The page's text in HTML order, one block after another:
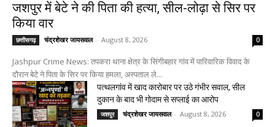
जशपुर में बेटे ने की पिता की हत्या, सील-लोढ़ा से सिर पर
किया वार
छत्तीसगढ़ चंद्रशेखर जायसवाल - August 8, 2026 0
Jashpur Crime News: तपकरा थाना क्षेत्र के सिंगीबहार गांव में पारिवारिक विवाद के
दौरान बेटे ने पिता के सिर पर किया हमला, अस्पताल ले...
पत्थलगांव में खाद कारोबार पर उठे गंभीर सवाल, सील
दुकान के बाद भी गोदाम से सप्लाई का आरोप
जशपुर चंद्रशेखर जायसवाल - August 8, 2026 0